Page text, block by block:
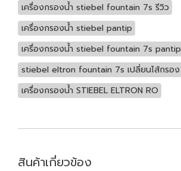
เครื่องกรองน้ำ stiebel fountain 7s รีวิว
เครื่องกรองน้ำ stiebel pantip
เครื่องกรองน้ำ stiebel fountain 7s pantip
stiebel eltron fountain 7s เปลี่ยนไส้กรอง
เครื่องกรองน้ำ STIEBEL ELTRON RO
สินค้าเกี่ยวข้อง